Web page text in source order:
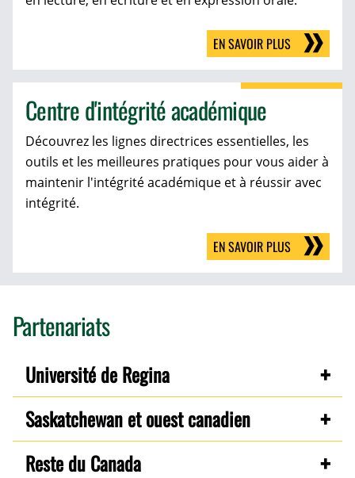
EN SAVOIR PLUS
Centre d'intégrité académique
Découvrez les lignes directrices essentielles, les
outils et les meilleures pratiques pour vous aider à
maintenir l'intégrité académique et à réussir avec
intégrité.
EN SAVOIR PLUS
Partenariats
Université de Regina
Saskatchewan et ouest canadien
Reste du Canada